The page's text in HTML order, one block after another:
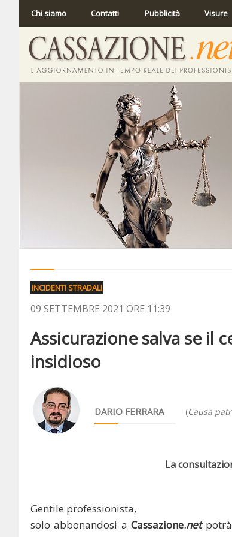
Chi siamo Contatti Pubblicità Visure
INCIDENTI STRADALI
09 SETTEMBRE 2021 ORE 11:39
Assicurazione salva se il
insidioso
DARIO FERRARA (Causa
La
Gentile professionista,
solo abbonandosi aCassazione.netpotrà